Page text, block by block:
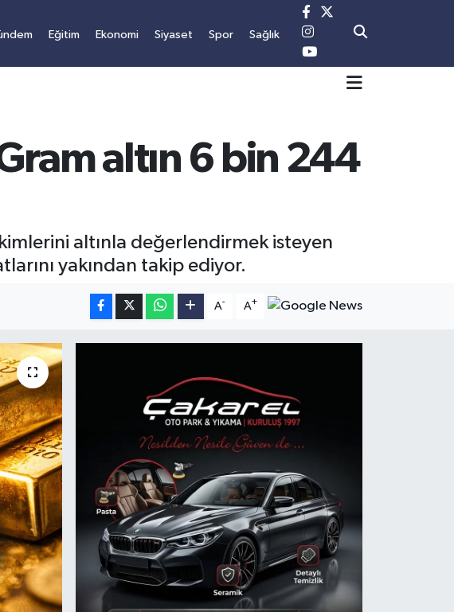
Eğitim Ekonomi Siyaset Spor Sağlık
altın 6 bin 244
altınla değerlendirmek isteyen
yakından takip ediyor.
A- A+